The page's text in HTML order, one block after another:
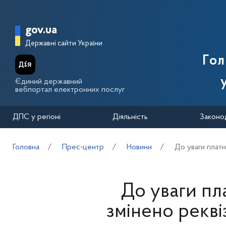
Головна сторінка Державної
gov.ua
Державні сайти України
Єдиний державний
вебпортал електронних послуг
ДПС у регіоні Діяльність
Головна Прес-центр Новини До уваги
До уваги
змінено